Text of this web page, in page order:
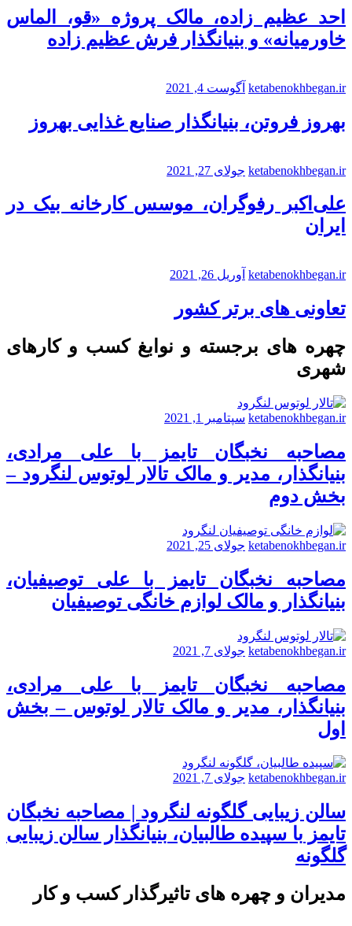
احد عظیم زاده، مالک پروژه «قو، الماس
خاورمیانه» و بنیانگذار فرش عظیم زاده
ketabenokhbegan.ir آگوست 4, 2021
بهروز فروتن، بنیانگذار صنایع غذایی بهروز
ketabenokhbegan.ir جولای 27, 2021
علی‌اکبر رفوگران، موسس کارخانه بیک در
ایران
ketabenokhbegan.ir آوریل 26, 2021
تعاونی های برتر کشور
چهره های برجسته و نوابغ کسب و کارهای
شهری
ketabenokhbegan.ir سپتامبر 1, 2021
مصاحبه نخبگان تایمز با علی مرادی،
بنیانگذار، مدیر و مالک تالار لوتوس لنگرود –
بخش دوم
ketabenokhbegan.ir جولای 25, 2021
مصاحبه نخبگان تایمز با علی توصیفیان،
بنیانگذار و مالک لوازم خانگی توصیفیان
ketabenokhbegan.ir جولای 7, 2021
مصاحبه نخبگان تایمز با علی مرادی،
بنیانگذار، مدیر و مالک تالار لوتوس – بخش
اول
ketabenokhbegan.ir جولای 7, 2021
سالن زیبایی گلگونه لنگرود | مصاحبه نخبگان
تایمز با سپیده طالبیان، بنیانگذار سالن زیبایی
گلگونه
مدیران و چهره های تاثیرگذار کسب و کار